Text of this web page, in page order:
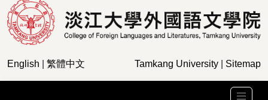
English 繁體中文 Tamkang University Sitemap